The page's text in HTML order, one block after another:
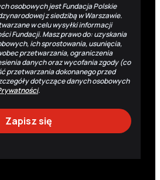
osobowych jest Fundacja Polskie
z siedzibą w Warszawie.
w celu wysyłki informacji
Fundacji. Masz prawo do: uzyskania
ich sprostowania, usunięcia,
przetwarzania, ograniczenia
danych oraz wycofania zgody (co
przetwarzania dokonanego przed
dotyczące danych osobowych
.